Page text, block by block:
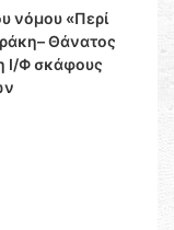
νόμου «Περί
Θάνατος
Ι/Φ σκάφους